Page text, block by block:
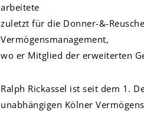
arbeitete
zuletzt für die Donner-&-
Vermögensmanagement,
wo er Mitglied der erweiterten
Ralph Rickassel istseit dem 1.
unabhängigen Kölner